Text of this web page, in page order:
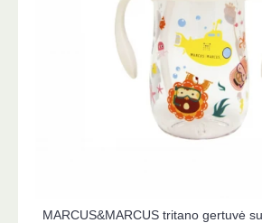
MARCUS&MARCUS